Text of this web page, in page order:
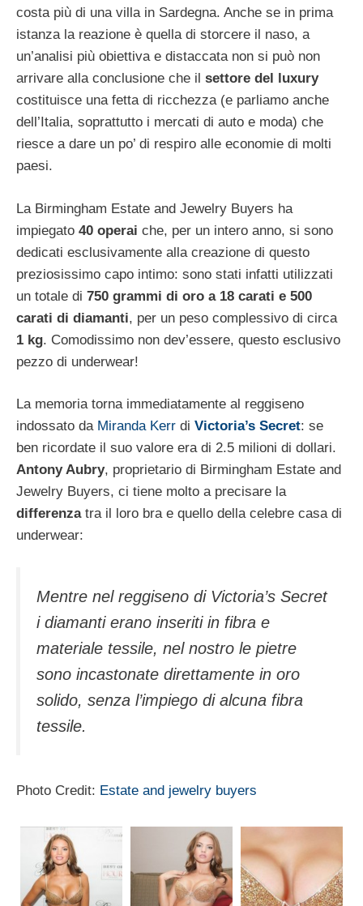
costa più di una villa in Sardegna. Anche se in prima
istanza la reazione è quella di storcere il naso, a
un’analisi più obiettiva e distaccata non si può non
arrivare alla conclusione che il settore del luxury
costituisce una fetta di ricchezza (e parliamo anche
dell’Italia, soprattutto i mercati di auto e moda) che
riesce a dare un po’ di respiro alle economie di molti
paesi.
La Birmingham Estate and Jewelry Buyers ha
impiegato 40 operai che, per un intero anno, si sono
dedicati esclusivamente alla creazione di questo
preziosissimo capo intimo: sono stati infatti utilizzati
un totale di 750 grammi di oro a 18 carati e 500
carati di diamanti, per un peso complessivo di circa
1 kg. Comodissimo non dev’essere, questo esclusivo
pezzo di underwear!
La memoria torna immediatamente al reggiseno
indossato da Miranda Kerr di Victoria’s Secret: se
ben ricordate il suo valore era di 2.5 milioni di dollari.
Antony Aubry, proprietario di Birmingham Estate and
Jewelry Buyers, ci tiene molto a precisare la
differenzatra il loro bra e quello della celebre casa di
underwear:
Mentre nel reggiseno di Victoria’s Secret
i diamanti erano inseriti in fibra e
materiale tessile, nel nostro le pietre
sono incastonate direttamente in oro
solido, senza l’impiego di alcuna fibra
tessile.
Photo Credit: Estate and jewelry buyers